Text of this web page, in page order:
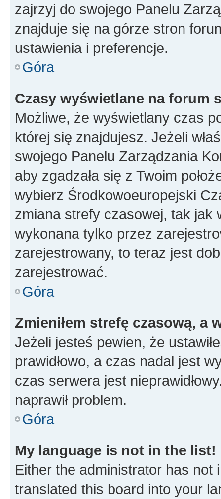
zajrzyj do swojego Panelu
znajduje się na górze stron
ustawienia i preferencje.
Góra
Czasy wyświetlane na forum
Możliwe, że wyświetlany czas
której się znajdujesz. Jeżeli
swojego Panelu Zarządzania
aby zgadzała się z Twoim
wybierz Środkowoeuropejski
zmiana strefy czasowej, tak jak
wykonana tylko przez
zarejestrowany, to teraz jest
zarejestrować.
Góra
Zmieniłem strefę czasową, a
Jeżeli jesteś pewien, że
prawidłowo, a czas nadal jest
czas serwera jest
naprawił problem.
Góra
My language is not in the list!
Either the administrator has not
translated this board into your